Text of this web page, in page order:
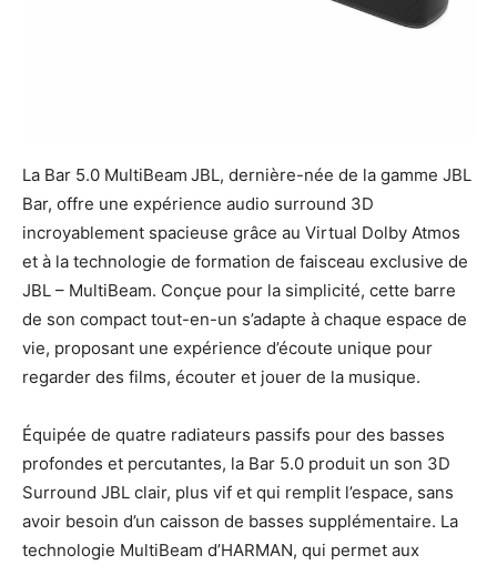
La Bar 5.0 MultiBeam JBL, dernière-née de la gamme JBL
Bar, offre une expérience audio surround 3D
incroyablement spacieuse grâce au Virtual Dolby Atmos
et à la technologie de formation de faisceau exclusive de
JBL – MultiBeam. Conçue pour la simplicité, cette barre
de son compact tout-en-un s’adapte à chaque espace de
vie, proposant une expérience d’écoute unique pour
regarder des films, écouter et jouer de la musique.
Équipée de quatre radiateurs passifs pour des basses
profondes et percutantes, la Bar 5.0 produit un son 3D
Surround JBL clair, plus vif et qui remplit l’espace, sans
avoir besoin d’un caisson de basses supplémentaire. La
technologie MultiBeam d’HARMAN, qui permet aux